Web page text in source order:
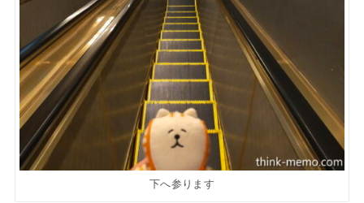
下へ参ります